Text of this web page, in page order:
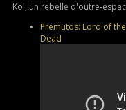
Kol, un rebelle d'outre-
Premutos: Lord of
Dead